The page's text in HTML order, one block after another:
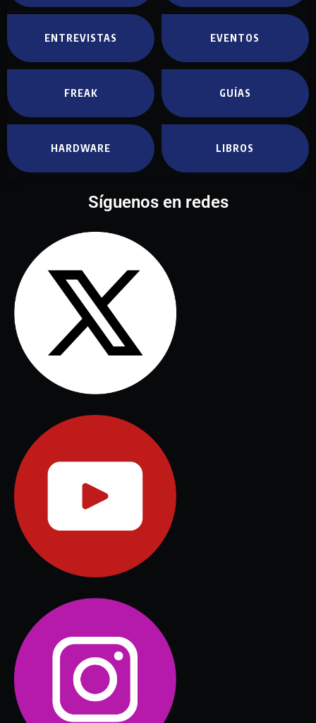
ENTREVISTAS EVENTOS
FREAK GUÍAS
HARDWARE LIBROS
Síguenos en redes